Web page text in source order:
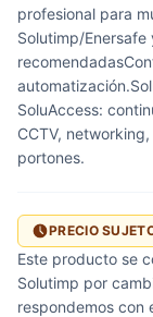
profesional para
Solutimp/
SoluAccess:
CCTV,
portones.
PRECIO
Este producto se
Solutimp por
respondemos con